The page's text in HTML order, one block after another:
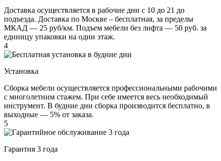
Доставка осуществляется в рабочие дни с 10 до 21 до
подъезда. Доставка по Москве – бесплатная, за пределы
МКАД — 25 руб/км. Подъем мебели без лифта — 50 руб. за
единицу упаковки на один этаж.
4
Установка
Сборка мебели осуществляется профессиональными рабочими
с многолетним стажем. При себе имеется весь необходимый
инструмент. В будние дни сборка производится бесплатно, в
выходные — 5% от заказа.
5
Гарантия 3 года